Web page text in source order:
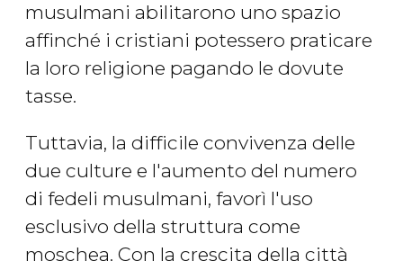
musulmani abilitarono uno spazio
affinché i cristiani potessero praticare
la loro religione pagando le dovute
tasse.
Tuttavia, la difficile convivenza delle
due culture e l'aumento del numero
di fedeli musulmani, favorì l'uso
esclusivo della struttura come
moschea. Con la crescita della città